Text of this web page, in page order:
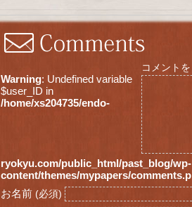
コメント
Warning: Undefined variable
$user_ID in
/home/xs204735/endo-
ryokyu.com/public_html/past_blog/wp-
content/themes/mypapers/
お名前 (必須)